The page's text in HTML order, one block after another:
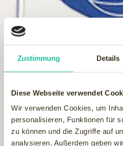
Zustimmung Details
Diese Webseite verwendet
Wir verwenden Cookies, um
personalisieren, Funktionen für
zu können und die Zugriffe auf
analysieren. Außerdem geben
Zum ersten Mal können auf der
Loddin wehen. In Zinnowitz weht
Ahlbeck, Heringsdorf und Bansin,
Karlshagen sowie im Yacht- und
Für Feriengäste und Wellness-